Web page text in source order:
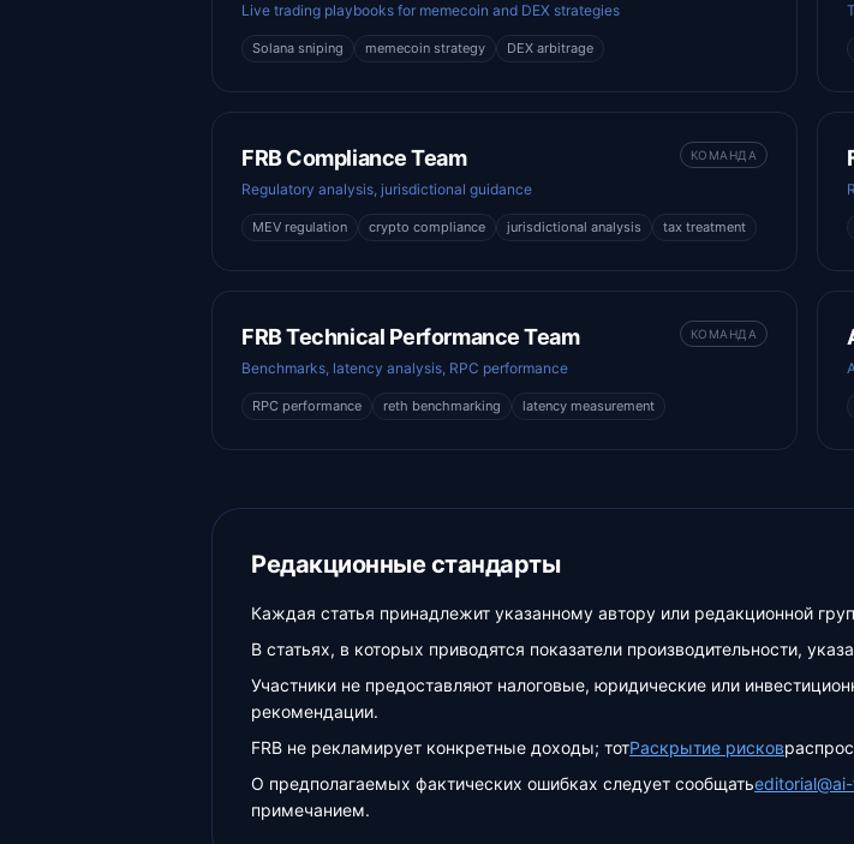
Live trading playbooks for memecoin and DEX strategies
Solana sniping memecoin strategy DEX arbitrage
FRB Compliance Team
Regulatory analysis, jurisdictional guidance
КОМАНДА
MEV regulation crypto compliance jurisdictional analysis tax treatment
FRB Technical Performance Team
Benchmarks, latency analysis, RPC performance
КОМАНДА
RPC performance reth benchmarking latency measurement
Редакционные стандарты
Каждая статья принадлежит указанному автору или редакционной
В статьях, в которых приводятся показатели производительности,
Участники не предоставляют налоговые, юридические или
рекомендации.
FRB не рекламирует конкретные доходы; тотРаскрытие рисков
О предполагаемых фактических ошибках следует сообщать
примечанием.